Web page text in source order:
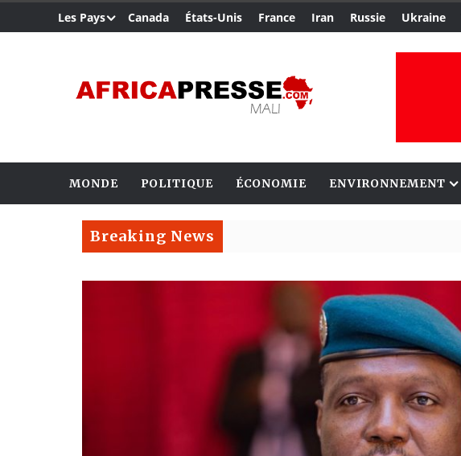
Les Pays Canada États-Unis France Iran Russie Ukraine
MONDE POLITIQUE ÉCONOMIE ENVIRONNEMENT
Breaking News